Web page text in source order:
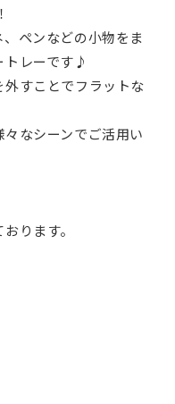
ペンなどの小物をま
トレーです♪
すことでフラットな
なシーンでご活用い
ります。